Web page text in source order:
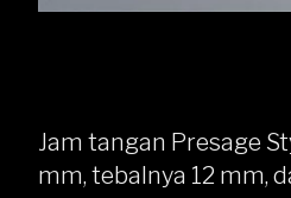
Jam tangan Presage
mm, tebalnya 12 mm,